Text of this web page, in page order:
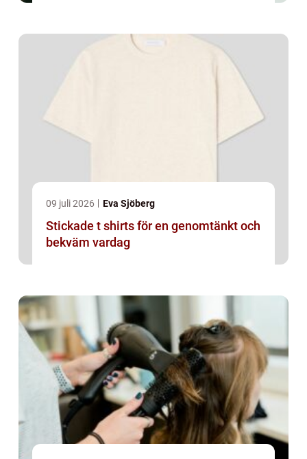
09 juli 2026 Eva Sjöberg
Stickade t shirts för en genomtänkt och
bekväm vardag